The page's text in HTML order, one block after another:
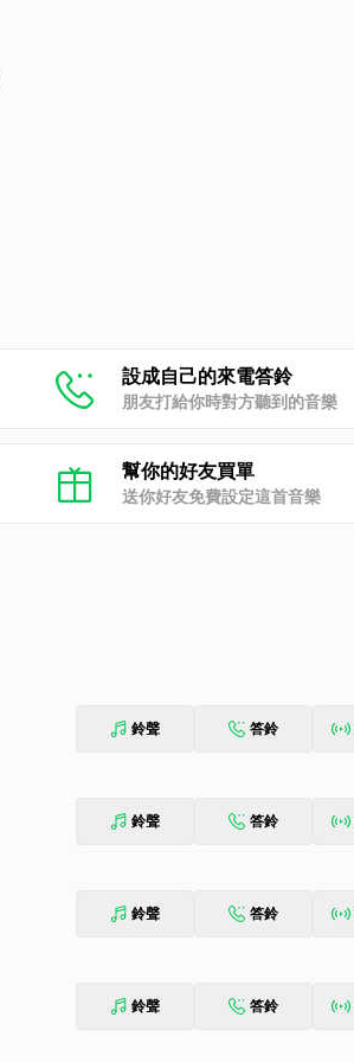
設成自己的來電答鈴
朋友打給你時對方聽到的音樂
幫你的好友買單
送你好友免費設定這首音樂
鈴聲 答鈴
鈴聲 答鈴
鈴聲 答鈴
鈴聲 答鈴